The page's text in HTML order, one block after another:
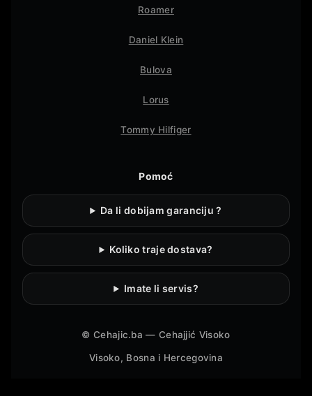
Roamer
Daniel Klein
Bulova
Lorus
Tommy Hilfiger
Pomoć
Da li dobijam garanciju ?
Koliko traje dostava?
Imate li servis?
©Cehajic.ba — Cehajjić Visoko
Visoko, Bosna i Hercegovina